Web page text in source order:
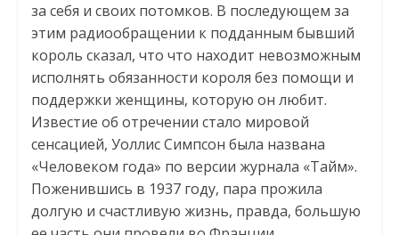
за себя и своих потомков. В последующем за
этим радиообращении к подданным бывший
король сказал, что что находит невозможным
исполнять обязанности короля без помощи и
поддержки женщины, которую он любит.
Известие об отречении стало мировой
сенсацией, Уоллис Симпсон была названа
«Человеком года» по версии журнала «Тайм».
Поженившись в 1937 году, пара прожила
долгую и счастливую жизнь, правда, большую